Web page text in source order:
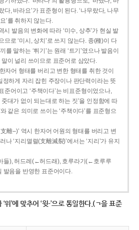
다, 바라요’가 표준형이 된다. ‘나무랐다, 나무
’를 취하지 않는다.
시 발음의 변화에 따라 ‘미수, 상추’가 현실 발
므로 ‘미시, 상치’로 쓰지 않는다. 종(種)이 다
를 말하는 ‘튀기’는 원래 ‘트기’였으나 발음이
말이 널리 쓰이므로 표준어로 삼았다.
자어 형태를 버리고 변한 형태를 취한 것이
정하게 자리 잡힌 주장이나 판단력이라는 뜻
준어이고 ‘주책이다’는 비표준형이었으나,
줏대가 없이 되는대로 하는 짓’을 인정함에 따
같은 의미로 쓰이는 ‘주책이다’를 표준형으
離--)’ 역시 한자어 어원의 형태를 버리고 변
나 ‘지리멸렬(支離滅裂)’에서는 ‘지리’가 유지
들), 허드레(←허드래), 호루라기(←호루루
발음을 반영한 표준어이다.
‘위’에 맞추어 ‘윗-’으로 통일한다.(ㄱ을 표준